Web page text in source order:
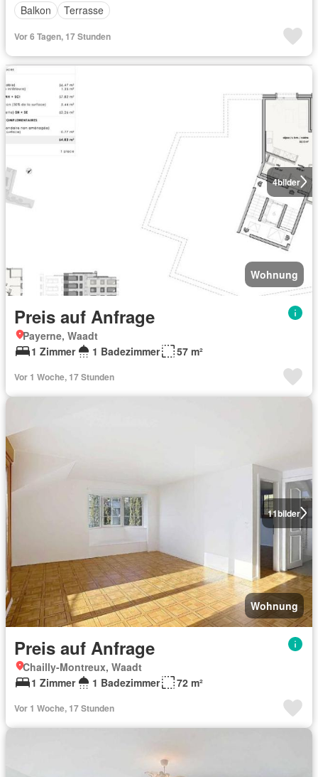
Balkon
Terrasse
Vor 6 Tagen, 17 Stunden
4bilder
Wohnung
Preis auf Anfrage
Payerne, Waadt
1 Zimmer
1 Badezimmer 57 m²
Vor 1 Woche, 17 Stunden
11bilder
Wohnung
Preis auf Anfrage
Chailly-Montreux, Waadt
1 Zimmer
1 Badezimmer 72 m²
Vor 1 Woche, 17 Stunden